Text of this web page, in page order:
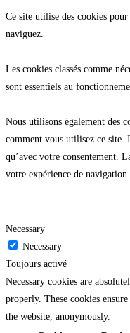
Ce site utilise des cookies
naviguez.
Les cookies classés comme
sont essentiels au
Nous utilisons également des
comment vous utilisez ce site.
qu’avec votre consentement.
votre expérience de navigation.
Necessary
Necessary
Toujours activé
Necessary cookies are
properly. These cookies
the website, anonymously.